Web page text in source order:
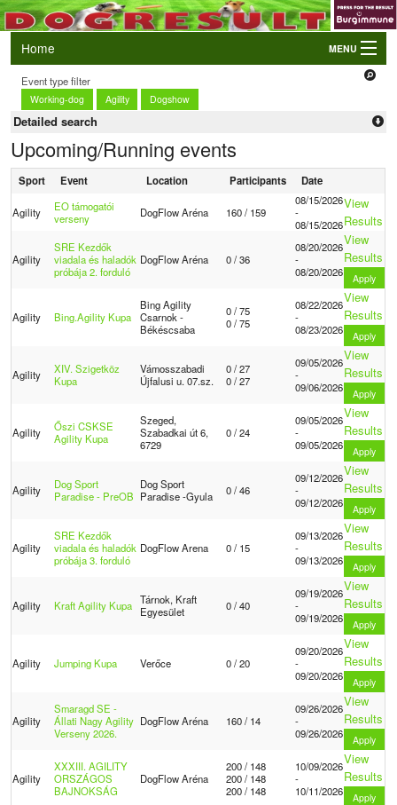
Home MENU
Login
AWC and EO Qualifiers
Events
Event type filter
Working-dog Agility Dogshow
Detailed search
Upcoming/Running events
Sport Event Location Participants Date
Agility
EO támogatói
verseny
DogFlow Aréna 160 / 159
08/15/2026
-
08/15/2026
View
Results
Agility
SRE Kezdők
viadala és haladók
próbája 2. forduló
DogFlow Aréna 0 / 36
08/20/2026
-
08/20/2026
View
Results
Apply
Agility Bing.Agility Kupa
Bing Agility
Csarnok -
Békéscsaba
0 / 75
0 / 75
08/22/2026
-
08/23/2026
View
Results
Apply
Agility
XIV. Szigetköz
Kupa
Vámosszabadi
Újfalusi u. 07.sz.
0 / 27
0 / 27
09/05/2026
-
09/06/2026
View
Results
Apply
Agility
Őszi CSKSE
Agility Kupa
Szeged,
Szabadkai út 6,
6729
0 / 24
09/05/2026
-
09/05/2026
View
Results
Apply
Agility
Dog Sport
Paradise - PreOB
Dog Sport
Paradise -Gyula
0 / 46
09/12/2026
-
09/12/2026
View
Results
Apply
Agility
SRE Kezdők
viadala és haladók
próbája 3. forduló
DogFlow Arena 0 / 15
09/13/2026
-
09/13/2026
View
Results
Apply
Agility Kraft Agility Kupa Tárnok, Kraft
Egyesület
0 / 40
09/19/2026
-
09/19/2026
View
Results
Apply
Agility Jumping Kupa Verőce 0 / 20
09/20/2026
-
09/20/2026
View
Results
Apply
Agility
Smaragd SE -
Állati Nagy Agility
Verseny 2026.
DogFlow Aréna 160 / 14
09/26/2026
-
09/26/2026
View
Results
Apply
Agility
XXXIII. AGILITY
ORSZÁGOS
BAJNOKSÁG
DogFlow Aréna
200 / 148
200 / 148
200 / 148
10/09/2026
-
10/11/2026
View
Results
Apply